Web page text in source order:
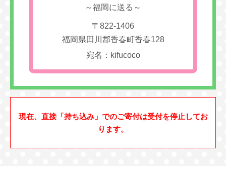
～福岡に送る～
〒822-1406
福岡県田川郡香春町香春128
宛名：kifucoco
現在、直接「持ち込み」でのご寄付は受付を停止してお
ります。